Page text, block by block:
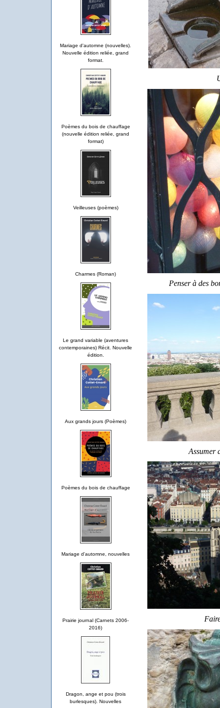
Mariage d'automne (nouvelles).
Nouvelle édition reliée, grand
format.
Poèmes du bois de chauffage
(nouvelle édition reliée, grand
format)
Veilleuses (poèmes)
Charmes (Roman)
Le grand variable (aventures
contemporaines) Récit. Nouvelle
édition.
Aux grands jours (Poèmes)
Poèmes du bois de chauffage
Mariage d'automne, nouvelles
Prairie journal (Carnets 2006-
2016)
Dragon, ange et pou (trois
burlesques). Nouvelles
Penser à des
Assumer